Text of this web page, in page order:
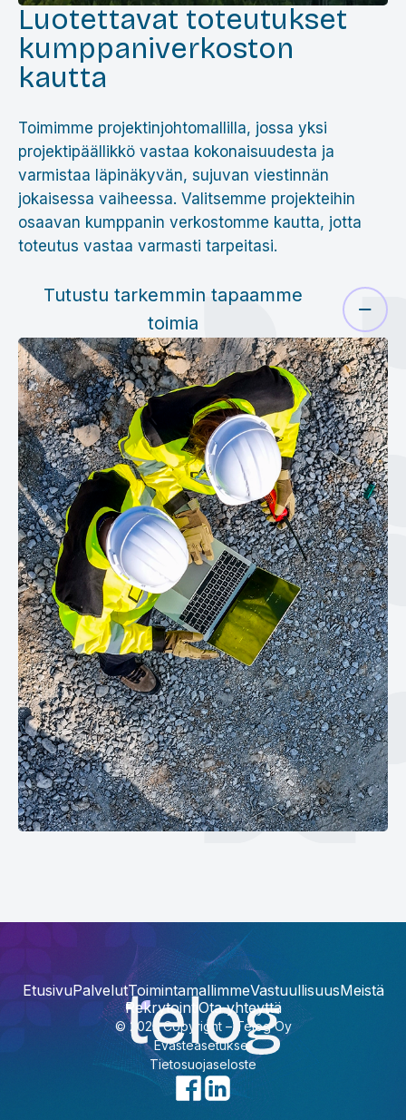
Luotettavat toteutukset
kumppaniverkoston
kautta
Toimimme projektinjohtomallilla, jossa yksi
projektipäällikkö vastaa kokonaisuudesta ja
varmistaa läpinäkyvän, sujuvan viestinnän
jokaisessa vaiheessa. Valitsemme projekteihin
osaavan kumppanin verkostomme kautta, jotta
toteutus vastaa varmasti tarpeitasi.
Tutustu tarkemmin tapaamme
toimia
EtusivuPalvelutToimintamallimmeVastuullisuusMeistä
Rekrytointi Ota yhteyttä
© 2025 Copyright – Telog Oy
Evästeasetukset
Tietosuojaseloste